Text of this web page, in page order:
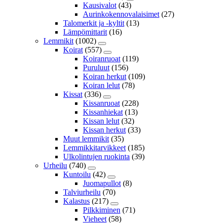
Kausivalot (43)
Aurinkokennovalaisimet (27)
Talomerkit ja -kyltit (13)
Lämpömittarit (16)
Lemmikit (1002)
Koirat (557)
Koiranruoat (119)
Puruluut (156)
Koiran herkut (109)
Koiran lelut (78)
Kissat (336)
Kissanruoat (228)
Kissanhiekat (13)
Kissan lelut (32)
Kissan herkut (33)
Muut lemmikit (35)
Lemmikkitarvikkeet (185)
Ulkolintujen ruokinta (39)
Urheilu (740)
Kuntoilu (42)
Juomapullot (8)
Talviurheilu (70)
Kalastus (217)
Pilkkiminen (71)
Vieheet (58)